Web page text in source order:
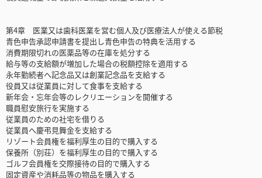
第4章 医業又は歯科医業を営む個人及び医療法人が使える節税
青色申告承認申請書を提出し青色申告の特典を活用する
消費期限切れの医薬品等の在庫を処分する
給与等の支給額が増加した場合の税額控除を適用する
永年勤続者へ記念品又は創業記念品を支給する
役員又は従業員に対して食事を支給する
新年会・忘年会等のレクリエーションを開催する
職員慰安旅行を実施する
従業員のための社宅を借りる
従業員へ慶弔見舞金を支給する
リゾート会員権を福利厚生の目的で購入する
保養所（別荘）を福利厚生の目的で購入する
ゴルフ会員権を交際接待の目的で購入する
固定資産や消耗品等の物品を購入する